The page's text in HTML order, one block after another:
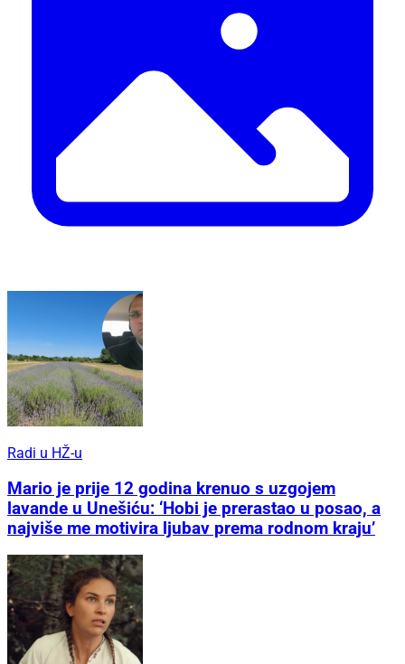
Radi u HŽ-u
Mario je prije 12 godina krenuo s uzgojem
lavande u Unešiću: ‘Hobi je prerastao u posao, a
najviše me motivira ljubav prema rodnom kraju’